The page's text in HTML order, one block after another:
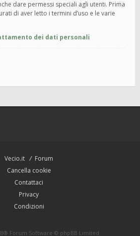
dare permessi speciali agli utenti. Prima
di aver letto i termini d’uso e le varie
dei dati personali
Vecio.it
Forum
Cancella cookie
Contattaci
Privacy
Condizioni
® Forum Software © phpBB Limited